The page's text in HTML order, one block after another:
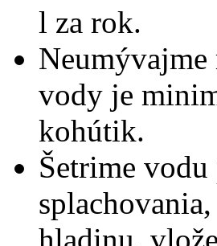
l za rok.
Neumývajme
vody je
kohútik.
Šetrime
hladinu,